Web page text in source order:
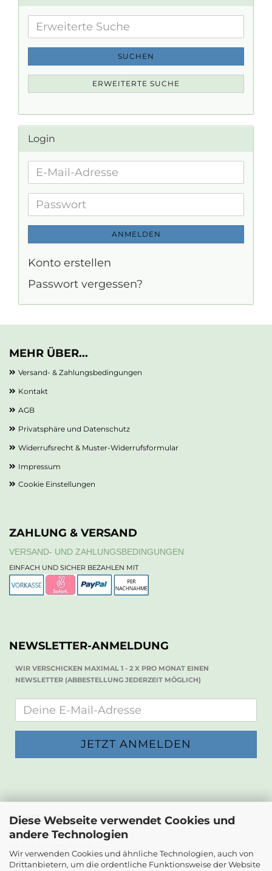
Diese Webseite verwendet Cookies und
andere Technologien
Wir verwenden Cookies und ähnliche Technologien, auch von
Drittanbietern, um die ordentliche Funktionsweise der Website
Erweiterte
Suche
SUCHEN
ERWEITERTE SUCHE
Login
E-
Adresse
Passwort
ANMELDEN
Konto erstellen
Passwort vergessen?
MEHR ÜBER...
Versand- & Zahlungsbedingungen
Kontakt
AGB
Privatsphäre und Datenschutz
Widerrufsrecht & Muster-Widerrufsformular
Impressum
Cookie Einstellungen
ZAHLUNG & VERSAND
VERSAND- UND ZAHLUNGSBEDINGUNGEN
EINFACH UND SICHER BEZAHLEN MIT
NEWSLETTER-ANMELDUNG
WIR VERSCHICKEN MAXIMAL 1 - 2 X PRO MONAT EINEN
NEWSLETTER (ABBESTELLUNG JEDERZEIT MÖGLICH)
KONTAKT
Die Papierwerkstatt
2232 Deutsch-Wagram